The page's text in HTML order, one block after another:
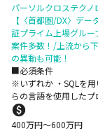
パーソルクロステク
【〈首都圏/DX〉デ
証プライム上場グル
案件多数！/上流から
の異動も可能！
■必須条件
※いずれか ・SQLを
らの言語を使用した
400万円〜600万円